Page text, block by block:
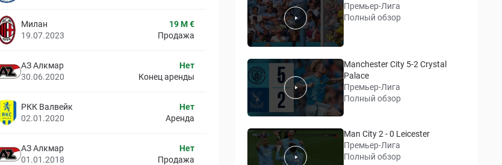
Милан
19.07.2023
19 M €
Продажа
АЗ Алкмар
30.06.2020
Нет
Конец аренды
РКК Валвейк
02.01.2020
Нет
Аренда
АЗ Алкмар
01.01.2018
Нет
Продажа
Премьер-Лига
Полный обзор
Manchester City 5-2 Crystal
Palace
Премьер-Лига
Полный обзор
Man City 2 - 0 Leicester
Премьер-Лига
Полный обзор